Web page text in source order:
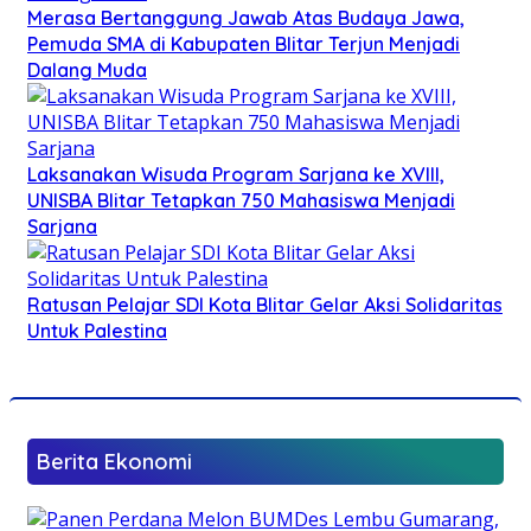
Merasa Bertanggung Jawab Atas Budaya Jawa,
Pemuda SMA di Kabupaten Blitar Terjun Menjadi
Dalang Muda
Laksanakan Wisuda Program Sarjana ke XVIII,
UNISBA Blitar Tetapkan 750 Mahasiswa Menjadi
Sarjana
Ratusan Pelajar SDI Kota Blitar Gelar Aksi Solidaritas
Untuk Palestina
Berita Ekonomi